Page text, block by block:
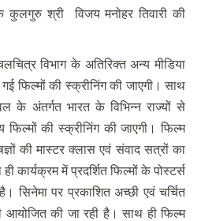
के कुलगुरु श्री विजय मनोहर तिवारी की
विभाग के अतिरिक्त अन्य मीडिया
गई फिल्मों की स्क्रीनिंग की जाएगी। साथ
के अंतर्गत भारत के विभिन्न राज्यों से
फिल्मों की स्क्रीनिंग की जाएगी। फिल्म
की मास्टर क्लास एवं संवाद सत्रों का
कार्यक्रम में प्रदर्शित फिल्मों के पोस्टर्स
सिनेमा पर प्रकाशित अच्छी एवं चर्चित
आयोजित की जा रही है। साथ ही फिल्म